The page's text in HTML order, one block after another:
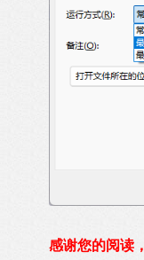
感谢您的阅读，